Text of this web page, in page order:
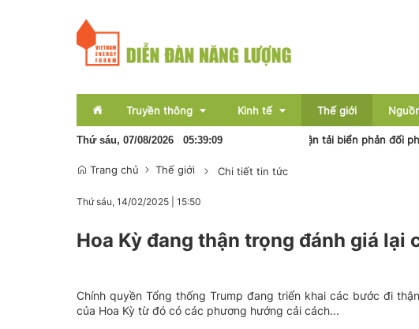
Truyền thông Kinh tế
Bất động sản
Emagazine
Thế giới
Than -
Năng
mở rộng chống “du lịch sinh con” Các hiệp hội vận tải biển phản đối phí
Thứ sáu, 07/08/2026 05:39:09
Trang chủ Thế giới Chi tiết tin tức
Thứ sáu, 14/02/2025 15:50
Hoa Kỳ đang thận trọng đánh giá lại
Chính quyền Tổng thống Trump đang triển khai các bước đi
của Hoa Kỳ từ đó có các phương hướng cải cách...